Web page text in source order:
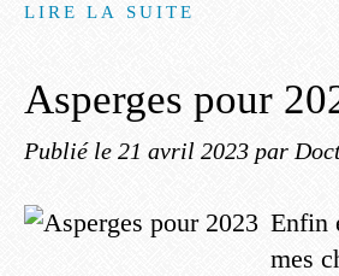
LIRE LA SUITE
Asperges pour
Publié le 21 avril 2023 par
Enfin
mes